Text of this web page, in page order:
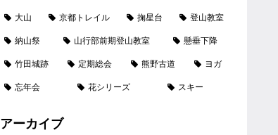
大山 京都トレイル 掬星台 登山教室
納山祭 山行部前期登山教室 懸垂下降
竹田城跡 定期総会 熊野古道 ヨガ
忘年会 花シリーズ スキー
アーカイブ